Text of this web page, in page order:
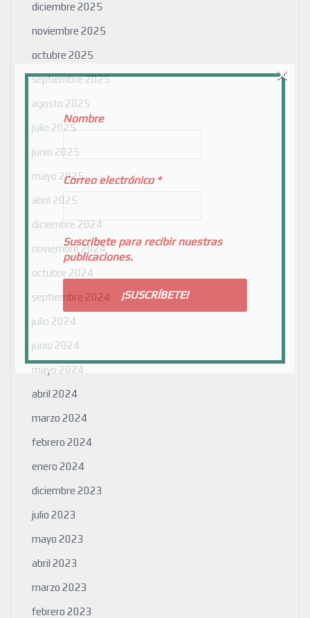
diciembre 2025
noviembre 2025
octubre 2025
septiembre 2025
agosto 2025
julio 2025
junio 2025
mayo 2025
abril 2025
diciembre 2024
noviembre 2024
octubre 2024
septiembre 2024
julio 2024
junio 2024
mayo 2024
abril 2024
marzo 2024
febrero 2024
enero 2024
diciembre 2023
julio 2023
mayo 2023
abril 2023
marzo 2023
febrero 2023
Nombre
Correo electrónico *
Suscribete para recibir nuestras
publicaciones.
×